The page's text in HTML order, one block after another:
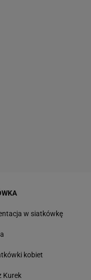
w siatkówkę
kobiet
Kurek